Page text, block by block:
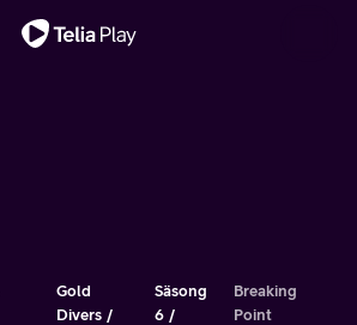
Gold
Divers
Säsong
6
Breaking
Point